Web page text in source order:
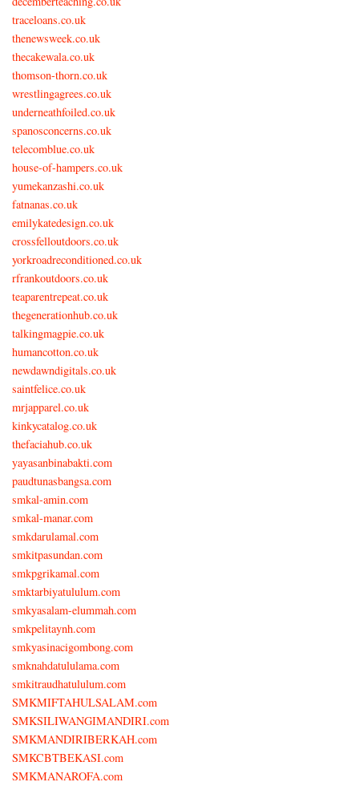
traceloans.co.uk
thenewsweek.co.uk
thecakewala.co.uk
thomson-thorn.co.uk
wrestlingagrees.co.uk
underneathfoiled.co.uk
spanosconcerns.co.uk
telecomblue.co.uk
house-of-hampers.co.uk
yumekanzashi.co.uk
fatnanas.co.uk
emilykatedesign.co.uk
crossfelloutdoors.co.uk
yorkroadreconditioned.co.uk
rfrankoutdoors.co.uk
teaparentrepeat.co.uk
thegenerationhub.co.uk
talkingmagpie.co.uk
humancotton.co.uk
newdawndigitals.co.uk
saintfelice.co.uk
mrjapparel.co.uk
kinkycatalog.co.uk
thefaciahub.co.uk
yayasanbinabakti.com
paudtunasbangsa.com
smkal-amin.com
smkal-manar.com
smkdarulamal.com
smkitpasundan.com
smkpgrikamal.com
smktarbiyatululum.com
smkyasalam-elummah.com
smkpelitaynh.com
smkyasinacigombong.com
smknahdatululama.com
smkitraudhatululum.com
SMKMIFTAHULSALAM.com
SMKSILIWANGIMANDIRI.com
SMKMANDIRIBERKAH.com
SMKCBTBEKASI.com
SMKMANAROFA.com